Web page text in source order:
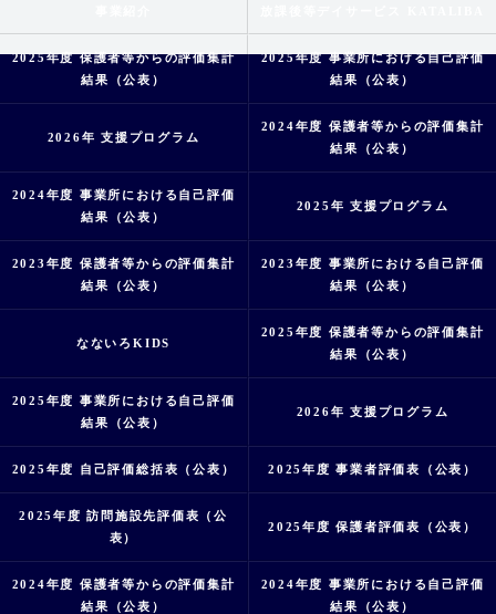
2025年度 保護者等からの評価集計
結果（公表）
2025年度 事業所における自己評価
結果（公表）
2026年 支援プログラム
2024年度 保護者等からの評価集計
結果（公表）
2024年度 事業所における自己評価
結果（公表）
2025年 支援プログラム
2023年度 保護者等からの評価集計
結果（公表）
2023年度 事業所における自己評価
結果（公表）
なないろKIDS
2025年度 保護者等からの評価集計
結果（公表）
2025年度 事業所における自己評価
結果（公表）
2026年 支援プログラム
2025年度 自己評価総括表（公表） 2025年度 事業者評価表（公表）
2025年度 訪問施設先評価表（公
表）
2025年度 保護者評価表（公表）
2024年度 保護者等からの評価集計
結果（公表）
2024年度 事業所における自己評価
結果（公表）